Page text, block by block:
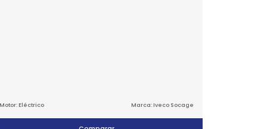
Motor: Eléctrico Marca: Iveco Socage